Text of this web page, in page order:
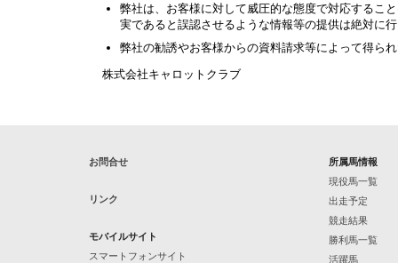
弊社は、お客様に対して威圧的な態度で対応するこ
実であると誤認させるような情報等の提供は絶対に
弊社の勧誘やお客様からの資料請求等によって得ら
株式会社キャロットクラブ
お問合せ
リンク
モバイルサイト
スマートフォンサイト
所属馬情報
現役馬一覧
出走予定
競走結果
勝利馬一覧
活躍馬